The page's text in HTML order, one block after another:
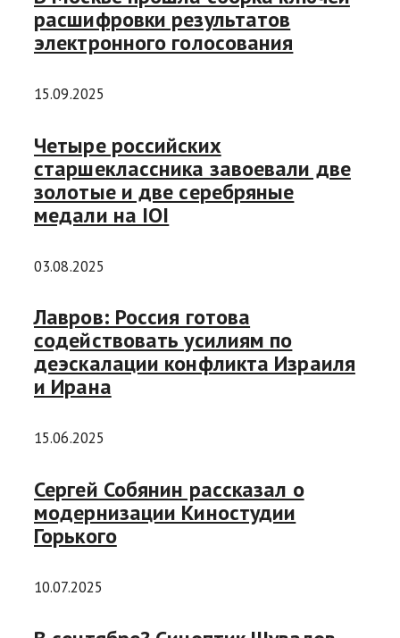
расшифровки результатов
электронного голосования
15.09.2025
Четыре российских
старшеклассника завоевали две
золотые и две серебряные
медали на IOI
03.08.2025
Лавров: Россия готова
содействовать усилиям по
деэскалации конфликта Израиля
и Ирана
15.06.2025
Сергей Собянин рассказал о
модернизации Киностудии
Горького
10.07.2025